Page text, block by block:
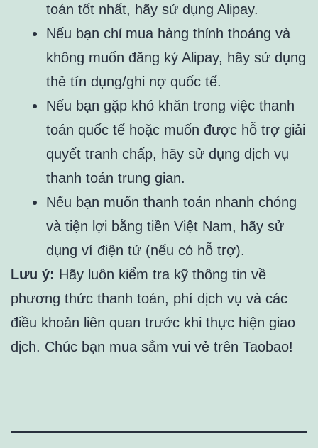
toán tốt nhất, hãy sử dụng Alipay.
Nếu bạn chỉ mua hàng thỉnh thoảng và
không muốn đăng ký Alipay, hãy sử dụng
thẻ tín dụng/ghi nợ quốc tế.
Nếu bạn gặp khó khăn trong việc thanh
toán quốc tế hoặc muốn được hỗ trợ giải
quyết tranh chấp, hãy sử dụng dịch vụ
thanh toán trung gian.
Nếu bạn muốn thanh toán nhanh chóng
và tiện lợi bằng tiền Việt Nam, hãy sử
dụng ví điện tử (nếu có hỗ trợ).
Lưu ý: Hãy luôn kiểm tra kỹ thông tin về
phương thức thanh toán, phí dịch vụ và các
điều khoản liên quan trước khi thực hiện giao
dịch. Chúc bạn mua sắm vui vẻ trên Taobao!